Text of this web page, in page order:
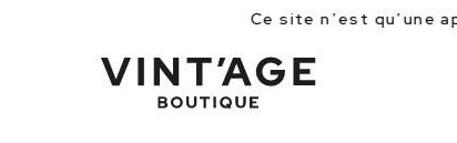
Ce site n’est qu’une approche partielle des plus